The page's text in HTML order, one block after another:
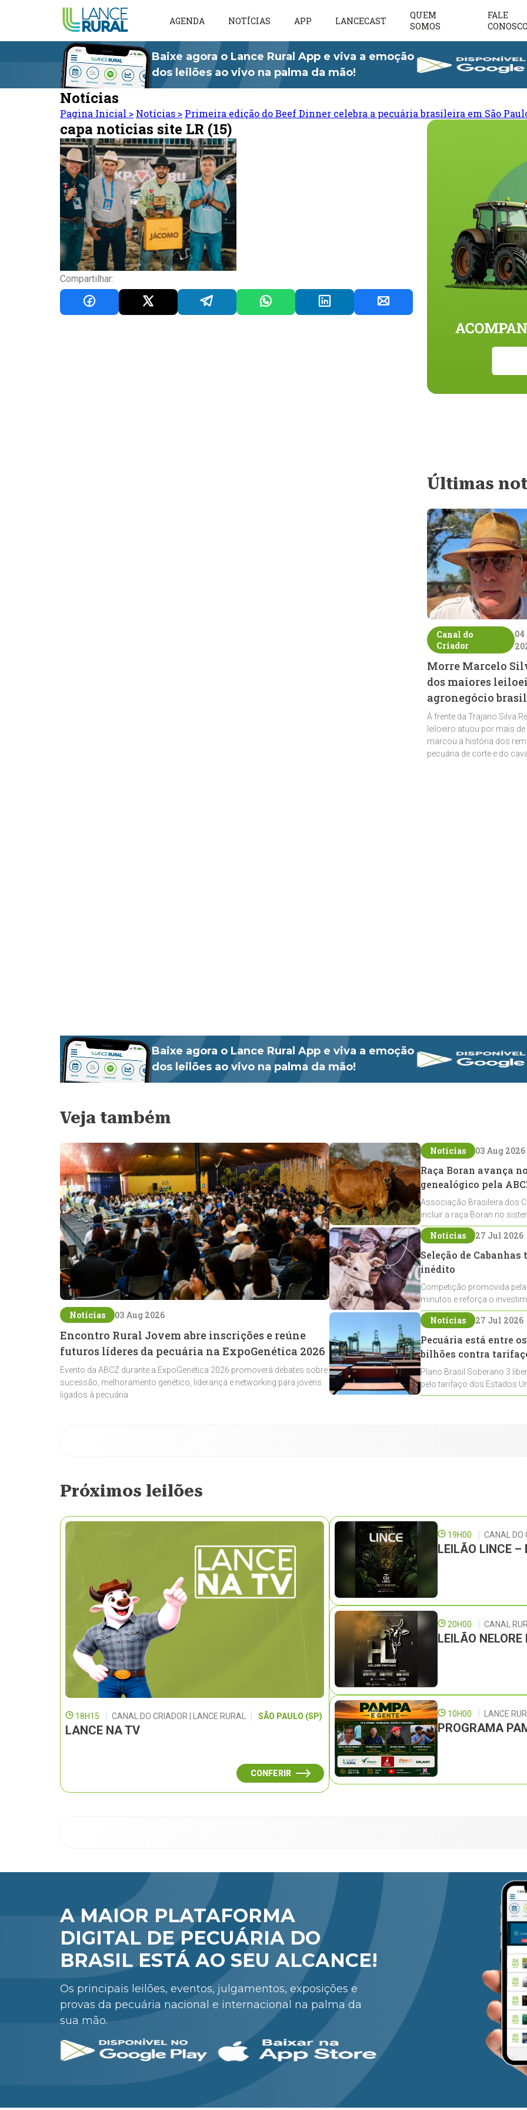
AGENDA NOTÍCIAS APP LANCECAST
QUEM
SOMOS
FALE
CONOSCO
Baixe agora o Lance Rural App e viva a emoção
dos leilões ao vivo na palma da mão!
Notícias
Pagina Inicial > Notícias > Primeira edição do Beef Dinner celebra a pecuária brasileira em São
capa noticias site LR (15)
Compartilhar:
Últimas
Canal do
Criador
04
Morre Marcelo
dos maiores
agronegócio
À frente da Trajano Silva
leiloeiro atuou por mais
marcou a história dos
pecuária de corte e do
Baixe agora o Lance Rural App e viva a emoção
dos leilões ao vivo na palma da mão!
Veja também
Notícias 03 Aug 2026
Encontro Rural Jovem abre inscrições e reúne
futuros líderes da pecuária na ExpoGenética 2026
Evento da ABCZ durante a ExpoGenética 2026 promoverá debates sobre
sucessão, melhoramento genético, liderança e networking para jovens
ligados à pecuária
Notícias 03 Aug 2026
Raça Boran avança
genealógico pela
Associação Brasileira dos
incluir a raça Boran no
expansão na pecuária
Notícias 27 Jul 2026
Seleção de
inédito
Competição promovida
minutos e reforça o
Crioulos voltados ao laço
Notícias 27 Jul 2026
Pecuária está entre
bilhões contra
Plano Brasil Soberano 3
pelo tarifaço dos Estados
contemplados
Próximos leilões
18H15 CANAL DO CRIADOR | LANCE RURAL SÃO PAULO (SP)
LANCE NA TV
CONFERIR
19H00 CANAL DO
LEILÃO LINCE –
20H00 CANAL
LEILÃO
10H00 LANCE
PROGRAMA
A MAIOR PLATAFORMA
DIGITAL DE PECUÁRIA DO
BRASIL ESTÁ AO SEU ALCANCE!
Os principais leilões, eventos, julgamentos, exposições e
provas da pecuária nacional e internacional na palma da
sua mão.